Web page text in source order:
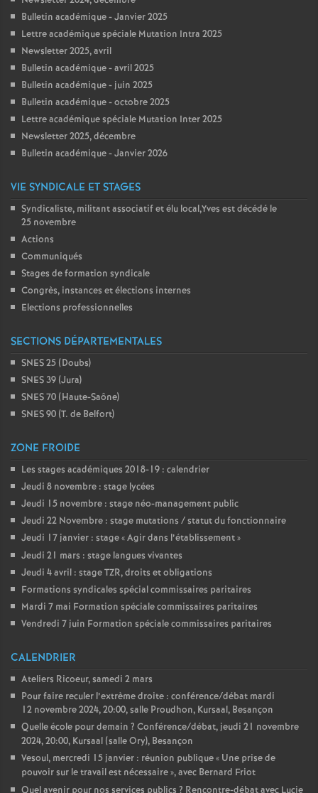
Bulletin académique - Janvier 2025
Lettre académique spéciale Mutation Intra 2025
Newsletter 2025, avril
Bulletin académique - avril 2025
Bulletin académique - juin 2025
Bulletin académique - octobre 2025
Lettre académique spéciale Mutation Inter 2025
Newsletter 2025, décembre
Bulletin académique - Janvier 2026
VIE SYNDICALE ET STAGES
Syndicaliste, militant associatif et élu local,Yves est décédé le
25 novembre
Actions
Communiqués
Stages de formation syndicale
Congrès, instances et élections internes
Elections professionnelles
SECTIONS DÉPARTEMENTALES
SNES 25 (Doubs)
SNES 39 (Jura)
SNES 70 (Haute-Saône)
SNES 90 (T. de Belfort)
ZONE FROIDE
Les stages académiques 2018-19 : calendrier
Jeudi 8 novembre : stage lycées
Jeudi 15 novembre : stage néo-management public
Jeudi 22 Novembre : stage mutations / statut du fonctionnaire
Jeudi 17 janvier : stage «Agir dans l’établissement»
Jeudi 21 mars : stage langues vivantes
Jeudi 4 avril : stage TZR, droits et obligations
Formations syndicales spécial commissaires paritaires
Mardi 7 mai Formation spéciale commissaires paritaires
Vendredi 7 juin Formation spéciale commissaires paritaires
CALENDRIER
Ateliers Ricoeur, samedi 2 mars
Pour faire reculer l’extrème droite : conférence/débat mardi
12 novembre 2024, 20:00, salle Proudhon, Kursaal, Besançon
Quelle école pour demain ? Conférence/débat, jeudi 21 novembre
2024, 20:00, Kursaal (salle Ory), Besançon
Vesoul, mercredi 15 janvier : réunion publique « Une prise de
pouvoir sur le travail est nécessaire», avec Bernard Friot